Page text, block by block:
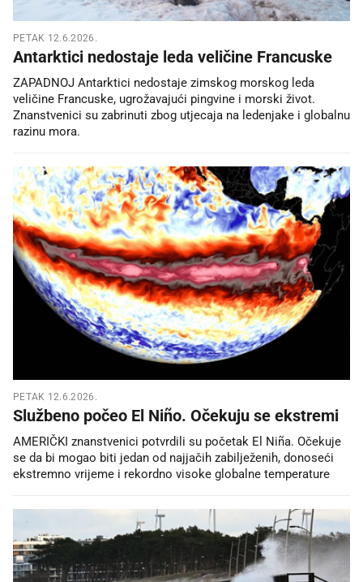
PETAK 12.6.2026.
Antarktici nedostaje leda veličine Francuske
ZAPADNOJ Antarktici nedostaje zimskog morskog leda
veličine Francuske, ugrožavajući pingvine i morski život.
Znanstvenici su zabrinuti zbog utjecaja na ledenjake i globalnu
razinu mora.
PETAK 12.6.2026.
Službeno počeo El Niño. Očekuju se ekstremi
AMERIČKI znanstvenici potvrdili su početak El Niña. Očekuje
se da bi mogao biti jedan od najjačih zabilježenih, donoseći
ekstremno vrijeme i rekordno visoke globalne temperature